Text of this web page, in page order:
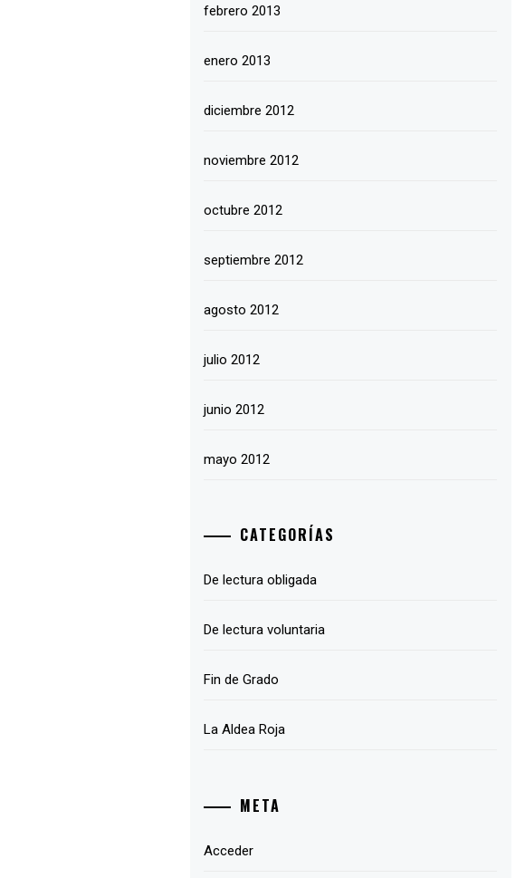
febrero 2013
enero 2013
diciembre 2012
noviembre 2012
octubre 2012
septiembre 2012
agosto 2012
julio 2012
junio 2012
mayo 2012
CATEGORÍAS
De lectura obligada
De lectura voluntaria
Fin de Grado
La Aldea Roja
META
Acceder